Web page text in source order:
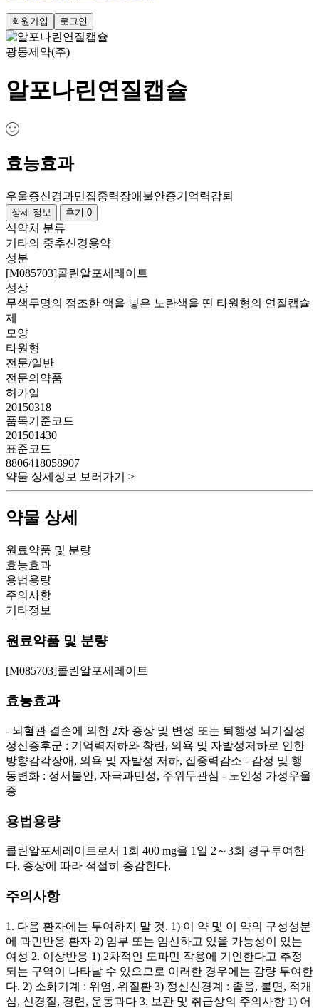
회원가입 로그인
광동제약(주)
알포나린연질캡슐
효능효과
우울증신경과민집중력장애 불안증기억력감퇴
상세 정보 후기 0
식약처 분류
기타의 중추신경용약
성분
[M085703]콜린알포세레이트
성상
무색투명의 점조한 액을 넣은 노란색을 띤 타원형의 연질캡슐
제
모양
타원형
전문/일반
전문의약품
허가일
20150318
품목기준코드
201501430
표준코드
8806418058907
약물 상세정보 보러가기 >
약물 상세
원료약품 및 분량
효능효과
용법용량
주의사항
기타정보
원료약품 및 분량
[M085703]콜린알포세레이트
효능효과
- 뇌혈관 결손에 의한 2차 증상 및 변성 또는 퇴행성 뇌기질성
정신증후군 : 기억력저하와 착란, 의욕 및 자발성저하로 인한
방향감각장애, 의욕 및 자발성 저하, 집중력감소 - 감정 및 행
동변화 : 정서불안, 자극과민성, 주위무관심 - 노인성 가성우울
증
용법용량
콜린알포세레이트로서 1회 400 mg을 1일 2～3회 경구투여한
다. 증상에 따라 적절히 증감한다.
주의사항
1. 다음 환자에는 투여하지 말 것. 1) 이 약 및 이 약의 구성성분
에 과민반응 환자 2) 임부 또는 임신하고 있을 가능성이 있는
여성 2. 이상반응 1) 2차적인 도파민 작용에 기인한다고 추정
되는 구역이 나타날 수 있으므로 이러한 경우에는 감량 투여한
다. 2) 소화기계 : 위염, 위질환 3) 정신신경계 : 졸음, 불면, 적개
심, 신경질, 경련, 운동과다 3. 보관 및 취급상의 주의사항 1) 어